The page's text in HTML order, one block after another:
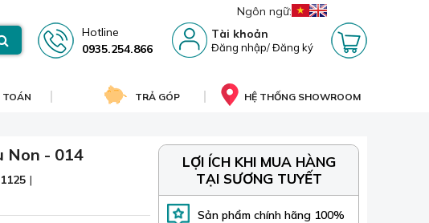
Ngôn ngữ:
Hotline
0935.254.866
Tài khoản
Đăng nhập/Đăng ký
TOÁN TRẢ GÓP HỆ THỐNG SHOWROOM
Non - 014
1125 |
LỢI ÍCH KHI MUA HÀNG
TẠI SƯƠNG TUYẾT
Sản phẩm chính hãng 100%